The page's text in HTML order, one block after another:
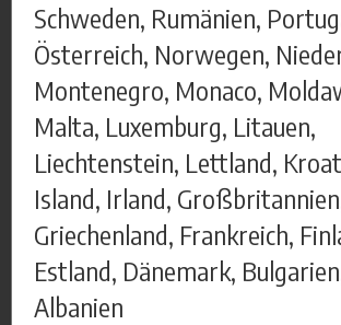
Schweden, Rumänien,
Österreich, Norwegen,
Montenegro, Monaco,
Malta, Luxemburg, Litauen,
Liechtenstein, Lettland,
Island, Irland,
Griechenland, Frankreich,
Estland, Dänemark,
Albanien